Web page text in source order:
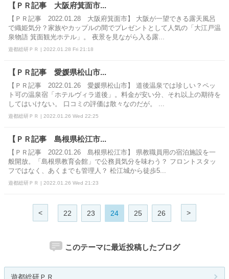
【ＰＲ記事 大阪府箕面市...
【ＰＲ記事 2022.01.28 大阪府箕面市】 大阪が一望できる露天風呂
で織姫気分？家族やカップルの間でプレゼントとして人気の「大江戸温
泉物語 箕面観光ホテル」。 夜景を見ながら入る露...
遊都総研ＰＲ | 2022.01.28 Fri 21:18
【ＰＲ記事 愛媛県松山市...
【ＰＲ記事 2022.01.26 愛媛県松山市】 道後温泉では珍しい？ペッ
ト可の温泉宿「ホテルヴィラ道後」。料金が安い分、それ以上の期待を
してはいけない。 口コミの評価は散々なのだが。 ...
遊都総研ＰＲ | 2022.01.26 Wed 22:25
【ＰＲ記事 島根県松江市...
【ＰＲ記事 2022.01.26 島根県松江市】 県教職員用の宿泊施設を一
般開放。「島根県教育会館」で公務員気分を味わう？ フロントスタッ
フではなく、あくまでも管理人？ 松江城から徒歩5...
遊都総研ＰＲ | 2022.01.26 Wed 21:23
< 22 23 24 25 26 >
このテーマに最近投稿したブログ
遊都総研ＰＲ